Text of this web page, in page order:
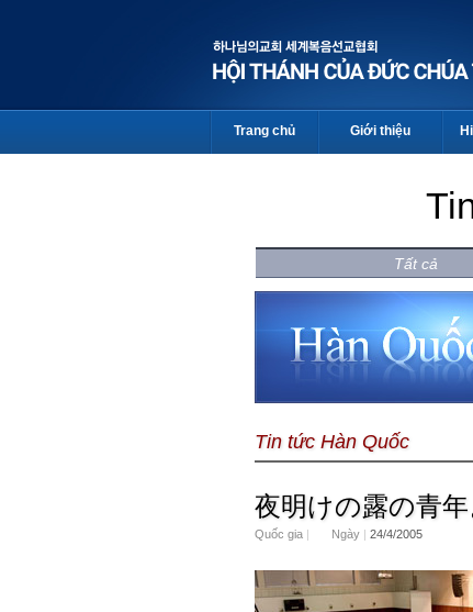
Trang chủ Giới thiệu
Tất cả
Tin tức Hàn Quốc
夜明けの露の青
Quốc gia | Ngày | 24/4/2005